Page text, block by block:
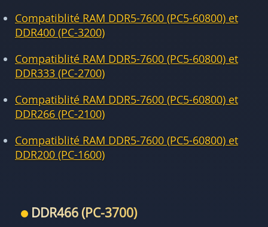
Compatiblité RAM DDR5-7600 (PC5-60800) et
DDR400 (PC-3200)
Compatiblité RAM DDR5-7600 (PC5-60800) et
DDR333 (PC-2700)
Compatiblité RAM DDR5-7600 (PC5-60800) et
DDR266 (PC-2100)
Compatiblité RAM DDR5-7600 (PC5-60800) et
DDR200 (PC-1600)
DDR466 (PC-3700)